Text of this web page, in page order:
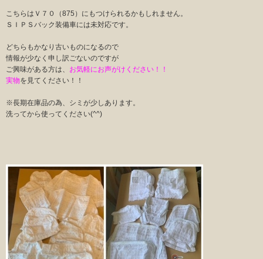
こちらはＶ７０（875）にもつけられるかもしれません。
ＳＩＰＳバック装備車には未対応です。
どちらもかなり古いものになるので
情報が少なく申し訳ごないのですが
ご興味がある方は、 お気軽にお声がけください！！
実物を見てください！！
※長期在庫品の為、シミが少しあります。
洗ってから使ってください(^^)